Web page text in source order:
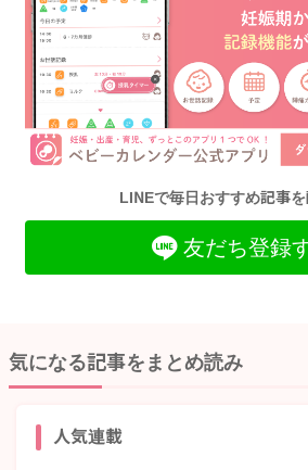
LINEで毎日おすすめ記事を
友だち登録
気になる記事をまとめ読み
人気連載